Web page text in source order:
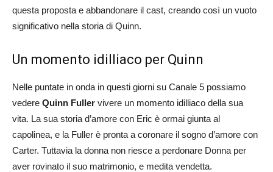
questa proposta e abbandonare il cast, creando così un vuoto
significativo nella storia di Quinn.
Un momento idilliaco per Quinn
Nelle puntate in onda in questi giorni su Canale 5 possiamo
vedere Quinn Fuller vivere un momento idilliaco della sua
vita. La sua storia d’amore con Eric è ormai giunta al
capolinea, e la Fuller è pronta a coronare il sogno d’amore con
Carter. Tuttavia la donna non riesce a perdonare Donna per
aver rovinato il suo matrimonio, e medita vendetta.